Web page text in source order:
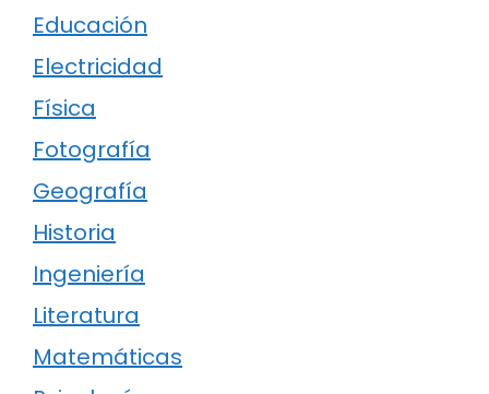
Educación
Electricidad
Física
Fotografía
Geografía
Historia
Ingeniería
Literatura
Matemáticas